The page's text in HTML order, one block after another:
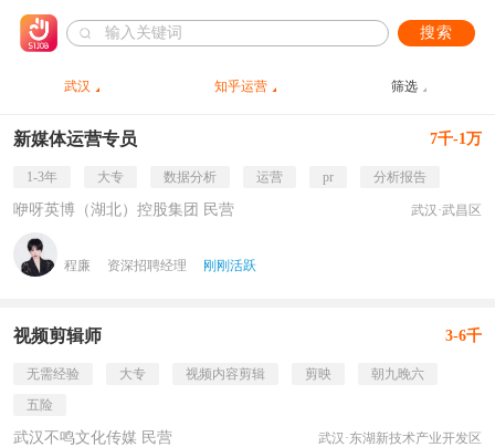
搜索
武汉 知乎运营 筛选
新媒体运营专员 7千-1万
1-3年 大专 数据分析 运营 pr 分析报告
咿呀英博（湖北）控股集团 民营 武汉·武昌区
程廉 资深招聘经理 刚刚活跃
视频剪辑师 3-6千
无需经验 大专 视频内容剪辑 剪映
朝九晚六
五险
武汉不鸣文化传媒 民营 武汉·东湖新技术产业开发区